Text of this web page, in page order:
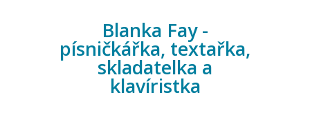
Blanka Fay -
písničkářka, textařka,
skladatelka a
klavíristka